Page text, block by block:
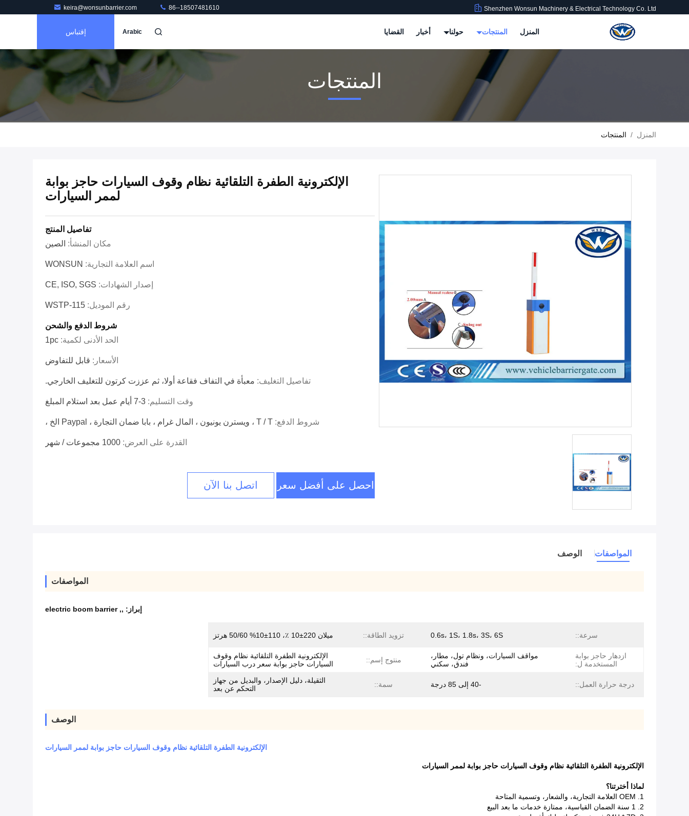
Shenzhen Wonsun Machinery & Electrical Technology Co. Ltd
keira@wonsunbarrier.com 86--18507481610
المنزل المنتجات حولنا أخبار القضايا Arabic إقتباس
المنتجات
المنزل / المنتجات
الإلكترونية الطفرة التلقائية نظام وقوف السيارات حاجز بوابة
لممر السيارات
تفاصيل المنتج
مكان المنشأ: الصين
اسم العلامة التجارية: WONSUN
إصدار الشهادات: CE, ISO, SGS
رقم الموديل: WSTP-115
شروط الدفع والشحن
الحد الأدنى لكمية: 1pc
الأسعار: قابل للتفاوض
تفاصيل التغليف: معبأة في التفاف فقاعة أولا، ثم عززت كرتون للتغليف الخارجي.
وقت التسليم: 3-7 أيام عمل بعد استلام المبلغ
شروط الدفع: T / T ، ويسترن يونيون ، المال غرام ، بابا ضمان التجارة ، Paypal الخ ،
القدرة على العرض: 1000 مجموعات / شهر
احصل على أفضل سعر اتصل بنا الآن
المواصفات الوصف
المواصفات
إبراز: ,
,
electric boom barrier
سرعة:: 0.6s، 1S، 1.8s، 3S، 6S تزويد الطاقة:: ميلان 220±10 ٪، 110±10% 50/60 هرتز
ازدهار حاجز بوابة
المستخدمة ل:
مواقف السيارات، ونظام تول، مطار،
فندق، سكني
منتوج إسم::
الإلكترونية الطفرة التلقائية نظام وقوف
السيارات حاجز بوابة سعر درب السيارات
درجة حرارة العمل:: -40 إلى 85 درجة سمة::
الثقيلة، دليل الإصدار، والبديل من جهاز
التحكم عن بعد
الوصف
الإلكترونية الطفرة التلقائية نظام وقوف السيارات حاجز بوابة لممر السيارات
الإلكترونية الطفرة التلقائية نظام وقوف السيارات حاجز بوابة لممر السيارات
لماذا أخترتنا؟
1. OEM العلامة التجارية، والشعار، وتسمية المتاحة
2. 1 سنة الضمان القياسية، ممتازة خدمات ما بعد البيع